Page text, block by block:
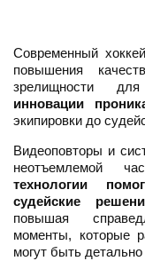
Современный
повышения
зрелищности
инновации
экипировки до
Видеоповторы и
неотъемлемой
технологии
судейские
повышая
моменты, которые
могут быть